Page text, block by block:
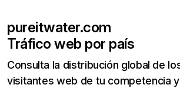
pureitwater.com
Tráfico web por país
Consulta la distribución global de
visitantes web de tu competencia y